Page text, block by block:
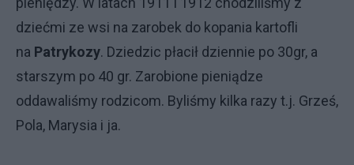
dziećmi ze wsi na zarobek do kopania kartofli
na Patrykozy. Dziedzic płacił dziennie po 30gr, a
starszym po 40 gr. Zarobione pieniądze
oddawaliśmy rodzicom. Byliśmy kilka razy t.j. Grześ,
Pola, Marysia i ja.